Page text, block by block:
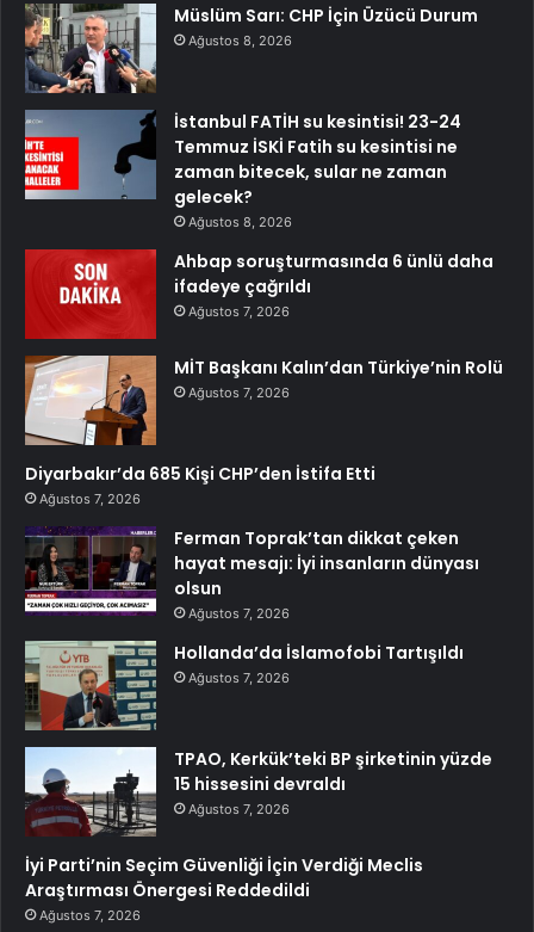
Müslüm Sarı: CHP İçin Üzücü Durum
Ağustos 8, 2026
İstanbul FATİH su kesintisi! 23-24
Temmuz İSKİ Fatih su kesintisi ne
zaman bitecek, sular ne zaman
gelecek?
Ağustos 8, 2026
Ahbap soruşturmasında 6 ünlü daha
ifadeye çağrıldı
Ağustos 7, 2026
MİT Başkanı Kalın’dan Türkiye’nin Rolü
Ağustos 7, 2026
Diyarbakır’da 685 Kişi CHP’den İstifa Etti
Ağustos 7, 2026
Ferman Toprak’tan dikkat çeken
hayat mesajı: İyi insanların dünyası
olsun
Ağustos 7, 2026
Hollanda’da İslamofobi Tartışıldı
Ağustos 7, 2026
TPAO, Kerkük’teki BP şirketinin yüzde
15 hissesini devraldı
Ağustos 7, 2026
İyi Parti’nin Seçim Güvenliği İçin Verdiği Meclis
Araştırması Önergesi Reddedildi
Ağustos 7, 2026